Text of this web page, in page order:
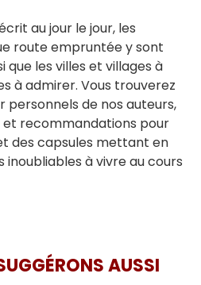
au jour le jour, les
route empruntée y sont
que les villes et villages à
à admirer. Vous trouverez
personnels de nos auteurs,
et recommandations pour
des capsules mettant en
inoubliables à vivre au cours
AUSSI